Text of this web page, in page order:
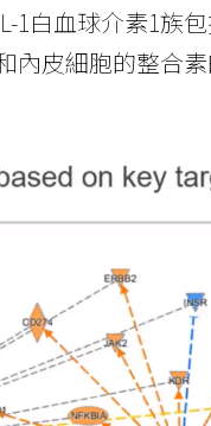
1白血球介素1族
內皮細胞的整合